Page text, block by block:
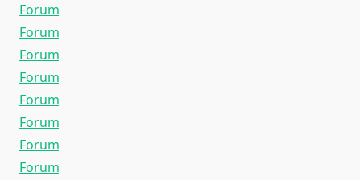
Forum
Forum
Forum
Forum
Forum
Forum
Forum
Forum